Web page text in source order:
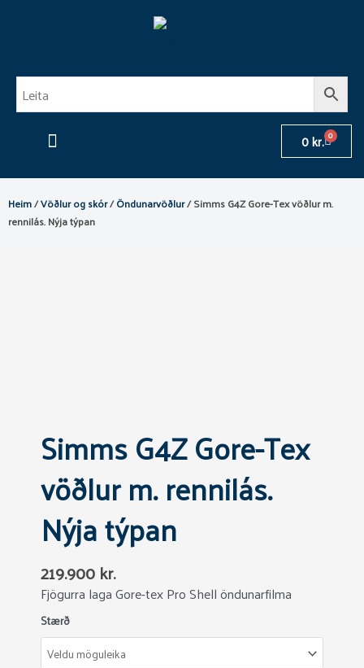
0kr. 0
Cart
Heim/Vöðlur og skór/Öndunarvöðlur/ Simms G4Z Gore-Tex vöðlur m.
rennilás. Nýja týpan
Simms G4Z Gore-Tex
vöðlur m. rennilás.
Nýja týpan
219.900kr.
Fjögurra laga Gore-tex Pro Shell öndunarfilma
Stærð
Simms
G4Z
Gore-